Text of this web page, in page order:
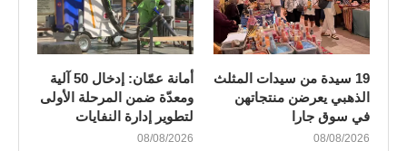
19 سيدة من سيدات المثلث
الذهبي يعرضن منتجاتهن
في سوق جارا
08/08/2026
أمانة عمّان: إدخال 50 آلية
ومعدّة ضمن المرحلة الأولى
لتطوير إدارة النفايات
08/08/2026